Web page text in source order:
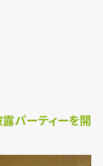
パーティーを開